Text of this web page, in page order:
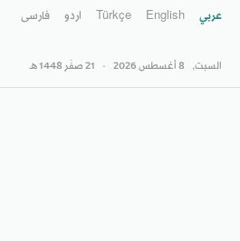
عربي English
Türkçe اردو فارسى
السبت, 8 أغسطس 2026 - 21 صفَر 1448 هـ